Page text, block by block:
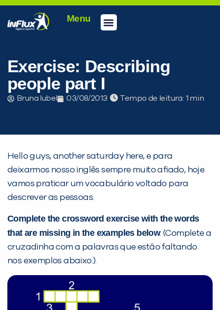
Menu
Exercise: Describing
people part I
Bruna Iubel 03/08/2013 Tempo de leitura:
Hello guys, another saturday here, e para
deixarmos nosso inglês sempre muito afiado, hoje
vamos praticar um vocabulário voltado para
descrever as pessoas.
Complete the crossword exercise with the words
that are missing in the examples below. (Complete a
cruzadinha com a palavras que estão faltando
nos exemplos abaixo.).
PEÇA UMA DEMONSTRAÇÃO DE MÉTODO
Desculpe!
Não encontramos nenhuma unidade
inFlux nesta cidade ou bairro que
você digitou.